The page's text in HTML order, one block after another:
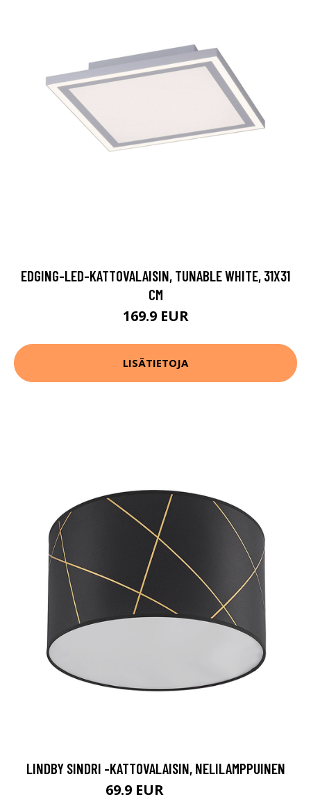
EDGING-LED-KATTOVALAISIN, TUNABLE WHITE, 31X31
CM
169.9 EUR
LISÄTIETOJA
LINDBY SINDRI -KATTOVALAISIN, NELILAMPPUINEN
69.9 EUR